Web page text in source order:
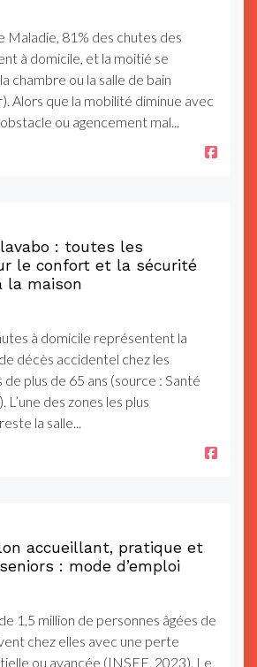
Maladie, 81% des chutes des
à domicile, et la moitié se
chambre ou la salle de bain
Alors que la mobilité diminue avec
ou agencement mal...
: toutes les
le confort et la sécurité
la maison
à domicile représentent la
décès accidentel chez les
de plus de 65 ans (source : Santé
L’une des zones les plus
la salle...
accueillant, pratique et
: mode d’emploi
1,5 million de personnes âgées de
chez elles avec une perte
ou avancée (INSEE, 2023). Le